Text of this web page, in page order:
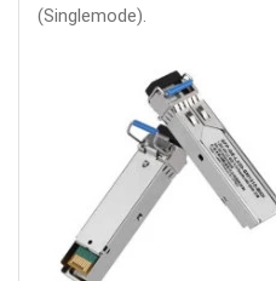
(Singlemode).